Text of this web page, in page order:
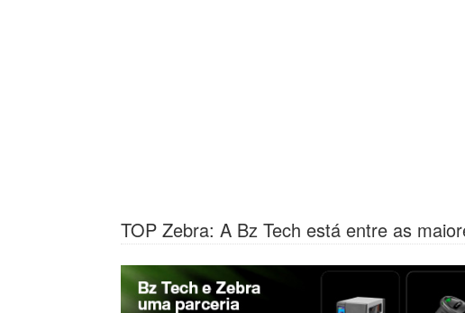
TOP Zebra: A Bz Tech está entre as